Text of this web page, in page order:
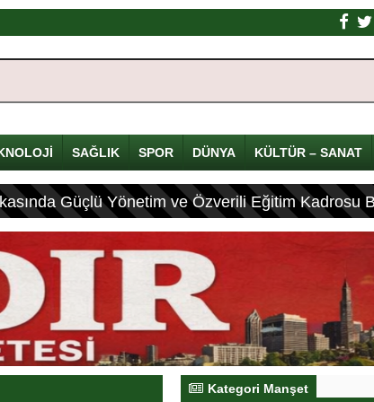
SAĞLIK SPOR DÜNYA KÜLTÜR – SANAT
Güçlü Yönetim ve Özverili Eğitim Kadrosu
Kategori Manşet